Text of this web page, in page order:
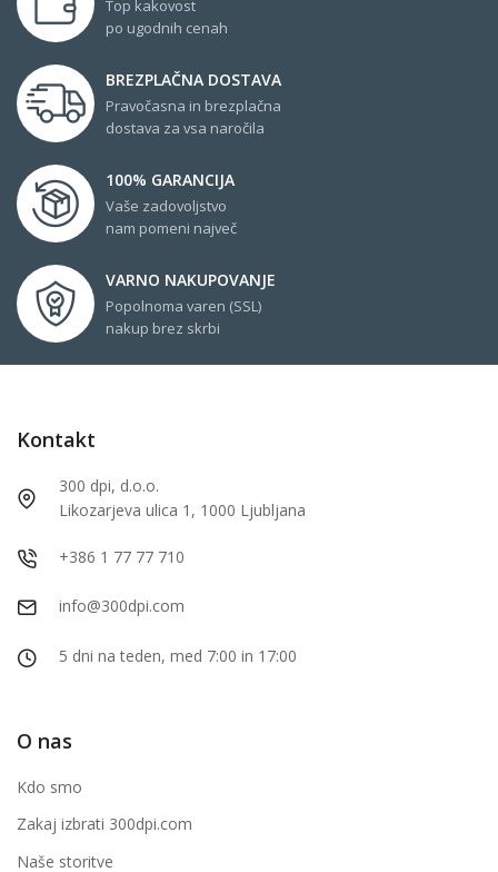
Top kakovost
po ugodnih cenah
BREZPLAČNA DOSTAVA
Pravočasna in brezplačna
dostava za vsa naročila
100% GARANCIJA
Vaše zadovoljstvo
nam pomeni največ
VARNO NAKUPOVANJE
Popolnoma varen (SSL)
nakup brez skrbi
Kontakt
300 dpi, d.o.o.
Likozarjeva ulica 1, 1000 Ljubljana
+386 1 77 77 710
info@300dpi.com
5 dni na teden, med 7:00 in 17:00
O nas
Kdo smo
Zakaj izbrati 300dpi.com
Naše storitve